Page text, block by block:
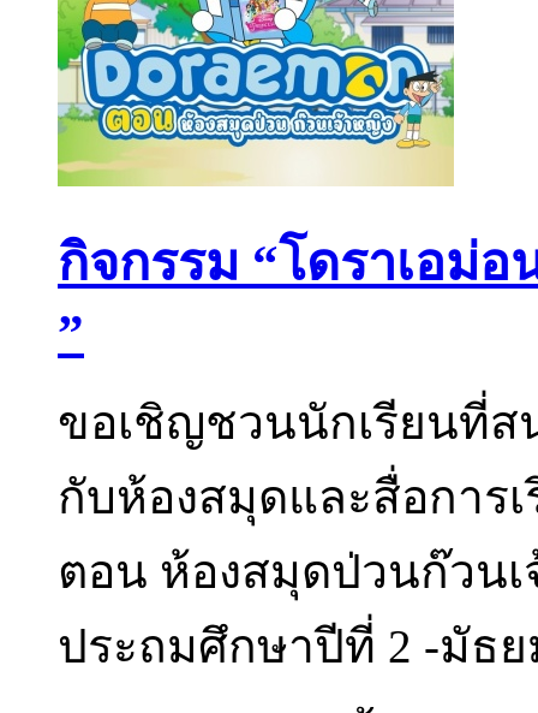
กิจกรรม “โดราเอม่
”
ขอเชิญชวนนักเรียนที่ส
กับห้องสมุดและสื่อการ
ตอน ห้องสมุดป่วนก๊วน
ประถมศึกษาปีที่ 2 -มัธ